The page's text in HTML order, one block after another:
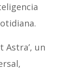
Astra’, un